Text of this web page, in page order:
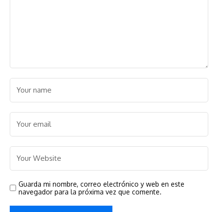
Guarda mi nombre, correo electrónico y web en este
navegador para la próxima vez que comente.